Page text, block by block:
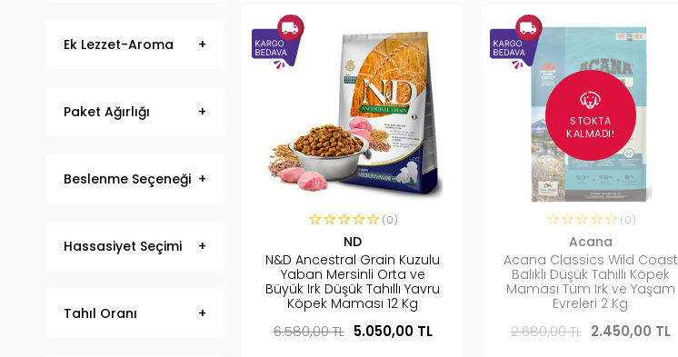
Ek Lezzet-Aroma
Paket Ağırlığı
Beslenme Seçeneği
Hassasiyet Seçimi
Tahıl Oranı
(0)
ND
N&D Ancestral Grain Kuzulu
Yaban Mersinli Orta ve
Büyük Irk Düşük Tahıllı Yavru
Köpek Maması 12 Kg
6.580,00 TL 5.050,00 TL
STOKTA
KALMADI!
(0)
Acana
Acana Classics Wild Coast
Balıklı Düşük Tahıllı Köpek
Maması Tüm Irk ve Yaşam
Evreleri 2 Kg
2.680,00 TL 2.450,00 TL